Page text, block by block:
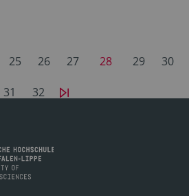
25 26 27 28 29 30
31 32